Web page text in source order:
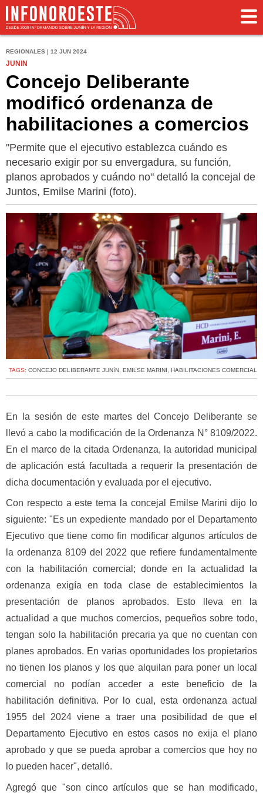
REGIONALES | 12 JUN 2024
JUNIN
Concejo Deliberante
modificó ordenanza de
habilitaciones a comercios
"Permite que el ejecutivo establezca cuándo es
necesario exigir por su envergadura, su función,
planos aprobados y cuándo no" detalló la concejal de
Juntos, Emilse Marini (foto).
TAGS: CONCEJO DELIBERANTE JUNíN, EMILSE MARINI , HABILITACIONES COMERCIAL
En la sesión de este martes del Concejo Deliberante se
llevó a cabo la modificación de la Ordenanza N° 8109/2022.
En el marco de la citada Ordenanza, la autoridad municipal
de aplicación está facultada a requerir la presentación de
dicha documentación y evaluada por el ejecutivo.
Con respecto a este tema la concejal Emilse Marini dijo lo
siguiente: "Es un expediente mandado por el Departamento
Ejecutivo que tiene como fin modificar algunos artículos de
la ordenanza 8109 del 2022 que refiere fundamentalmente
con la habilitación comercial; donde en la actualidad la
ordenanza exigía en toda clase de establecimientos la
presentación de planos aprobados. Esto lleva en la
actualidad a que muchos comercios, pequeños sobre todo,
tengan solo la habilitación precaria ya que no cuentan con
planes aprobados. En varias oportunidades los propietarios
no tienen los planos y los que alquilan para poner un local
comercial no podían acceder a este beneficio de la
habilitación definitiva. Por lo cual, esta ordenanza actual
1955 del 2024 viene a traer una posibilidad de que el
Departamento Ejecutivo en estos casos no exija el plano
aprobado y que se pueda aprobar a comercios que hoy no
lo pueden hacer", detalló.
Agregó que "son cinco artículos que se han modificado,